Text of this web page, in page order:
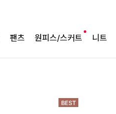
팬츠 원피스/스커트 니트